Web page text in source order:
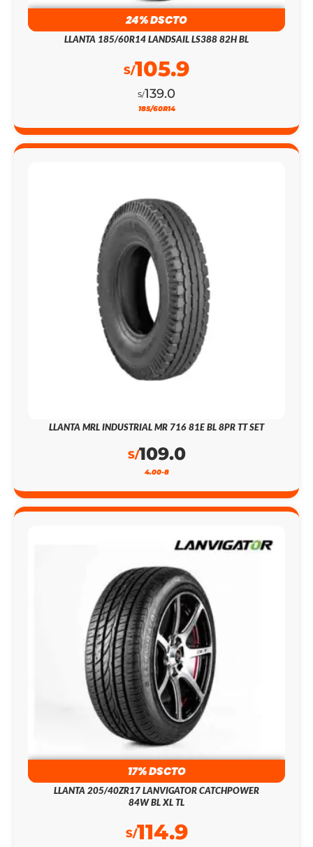
S/139.0
S/105.9
LLANTA MRL INDUSTRIAL MR 716 81E BL 8PR TT SET
17% DSCTO
LLANTA 205/40ZR17 LANVIGATOR CATCHPOWER
84W BL XL TL
S/139.0
S/114.9